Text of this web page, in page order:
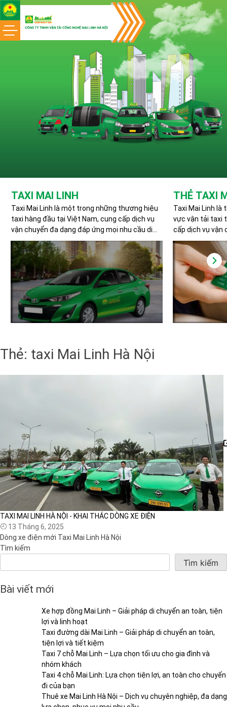
Skip
to
content
TAXI MAI LINH
Taxi Mai Linh là một trong những thương hiệu
taxi hàng đầu tại Việt Nam, cung cấp dịch vụ
vận chuyển đa dạng đáp ứng mọi nhu cầu di
chuyển của người dân. Với tiêu chuẩn dịch vụ
được xây dựng trên nền tảng an toàn, chất
lượng và chuyên nghiệp, Taxi Mai Linh hiện
diện tại tất cả 63 tỉnh thành và các huyện đảo
trên toàn quốc, trở thành sự lựa chọn tin cậy
cho hàng triệu người mỗi năm.
THẺ TAXI
Taxi Mai Linh là
vực vận tải taxi
cấp dịch vụ vận
pháp thanh
phẩm thẻ và
nghiệm cho
nhân. Hệ
loại thẻ trả sau
loại voucher đa
dễ dàng quản
cho các khách
Thẻ: taxi Mai Linh Hà Nội
TAXI MAI LINH HÀ NỘI - KHAI THÁC DÒNG XE ĐIỆN
13 Tháng 6, 2025
Dòng xe điện mới Taxi Mai Linh Hà Nội
Tìm kiếm
Tìm kiếm
Bài viết mới
Xe hợp đồng Mai Linh – Giải pháp di chuyển an toàn, tiện
lợi và linh hoạt
Taxi đường dài Mai Linh – Giải pháp di chuyển an toàn,
tiện lợi và tiết kiệm
Taxi 7 chỗ Mai Linh – Lựa chọn tối ưu cho gia đình và
nhóm khách
Taxi 4 chỗ Mai Linh: Lựa chọn tiện lợi, an toàn cho chuyến
đi của bạn
Thuê xe Mai Linh Hà Nội – Dịch vụ chuyên nghiệp, đa dạng